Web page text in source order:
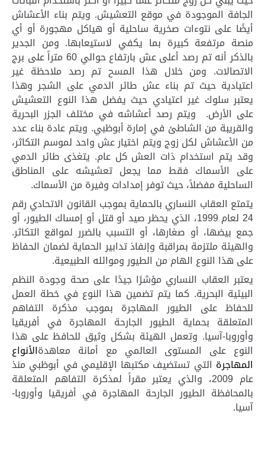
الجافة الموجودة في موقع التعشيش. ويتم بناء الأعشاش
أيضًا على نتوءات صخرية ساحلية أو هياكل مهجورة أو أي
منصة مرتفعة كبيرة بما يكفي لاستيعابها. ومن الجدير
بالذكر أنه تم رصد أعلى عش بارتفاع حوالي 60 متراً على برج
الاتصالات. ومن خلال هذا المسح تم رصد ملاحظة غير
اعتيادية حيث تم بناء عش طائر الدمي على الشجر وهذا
يعتبر سلوك غير اعتيادي حيث يفضل هذا النوع التعشيش
على الأرض. ويتم رصد أعشاشه في مختلف الجزر البحرية
والقريبة من الشاطئ في إمارة أبوظبي. ويتم عادة بناء عدد
من الأعشاش لكل زوج ويتم اختيار عش واحد لموسم التكاثر،
وقد يتم استخدام ذات العش كل عام. يتغذى طائر الدمي
على الأسماك فقط مما يجعل تعشيشه على المناطق
الساحلية مفضلاً، حيث توفر إمدادات وفيرة من الأسماك.
يتمتع العقاب النساري بالحماية بموجب القانون الاتحادي رقم
24 لعام 1999، الذي يحظر صيد أو قتل أو إمساك الطيور، أو
جمع بيضها، أو صغارها، أو التسبب بالضرر لمواقع التكاثر.
والهيئة ملتزمة بمراقبة وإنفاذ تدابير الحماية لضمان الحفاظ
على هذا النوع الهام من الطيور وموائله الطبيعية.
يعتبر العقاب النساري مؤشرًا جيدًا على صحة وجودة النظم
البيئية البحرية. كما يتم تضمين هذا النوع في خطة العمل
للحفاظ على الطيور المهاجرة بموجب مذكرة التفاهم
المتعلقة بحماية الطيور الجارحة المهاجرة في أفريقيا
وأوروبا-آسيا. وتعمل الهيئة بشكل وثيق للحافظ على هذا
النوع على المستوى العالمي مع أمانة معاهدةالأنواع
المهاجرة التي تستضيف مكتبها الإقليمي في أبوظبي منذ
عام 2009، والذي يعتبر مقراً لمذكرة التفاهم المتعلقة
بالمحافظة الطيور الجارحة المهاجرة في أفريقيا وأوروبا-
آسيا.